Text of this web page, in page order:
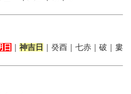
日 神吉日 ｜癸酉｜七赤｜破｜婁